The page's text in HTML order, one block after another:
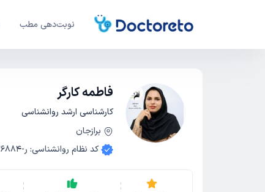
نوبت‌دهی مطب
فاطمه کارگر
کارشناسی ارشد روانشناسی
برازجان
کد نظام روانشناسی: ر-36884